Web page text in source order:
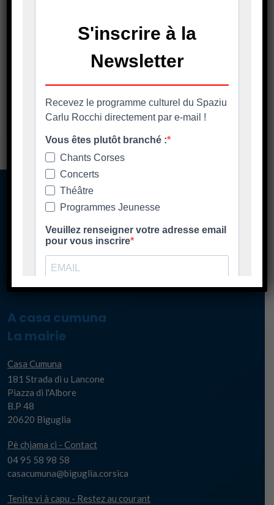
A casa cumuna
La mairie
Casa Cumuna
181 Strada di u Lancone
Piazza di l'Albore
B.P 48
20620 Biguglia
Pè chjama ci - Contact
04 95 58 98 58
casacumuna@biguglia.corsica
Tenite vi à capu - Restez au courant